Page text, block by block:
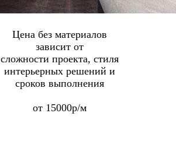
Цена без материалов
зависит от
сложности проекта, стиля
интерьерных решений и
сроков выполнения
от 15000р/м